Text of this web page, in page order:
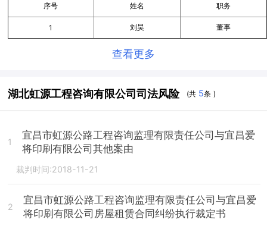
序号 姓名 职务
1 刘昊 董事
查看更多
湖北虹源工程咨询有限公司司法风险 (共 5条 )
1
宜昌市虹源公路工程咨询监理有限责任公司与宜昌爱
将印刷有限公司其他案由
裁判时间:2018-11-21
2
宜昌市虹源公路工程咨询监理有限责任公司与宜昌爱
将印刷有限公司房屋租赁合同纠纷执行裁定书